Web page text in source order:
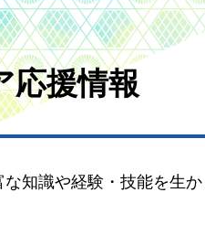
応援情報
知識や経験・技能を生